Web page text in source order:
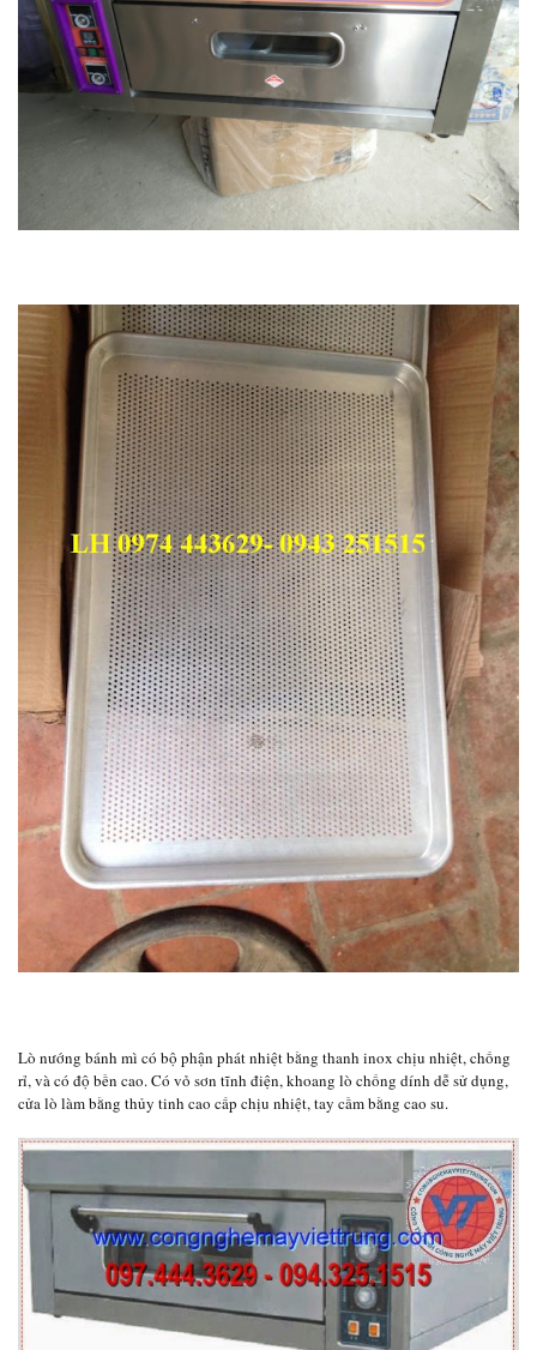
Lò nướng bánh mì có bộ phận phát nhiệt bằng thanh inox chịu nhiệt, chống
rỉ, và có độ bền cao. Có vỏ sơn tĩnh điện, khoang lò chống dính dễ sử dụng,
cửa lò làm bằng thủy tinh cao cấp chịu nhiệt, tay cầm bằng cao su.